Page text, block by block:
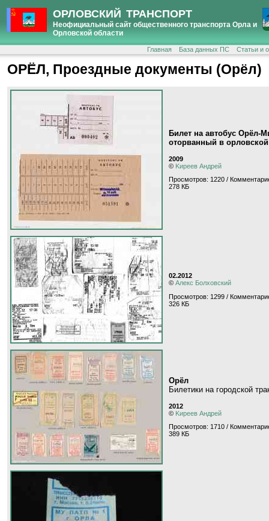
ОРЛОВСКИЙ ТРАНСПОРТ
Неофициальный сайт общественного транспорта Орла и
Орловской области
Главная База данных ПС Статьи и
ОРЁЛ, Проездные документы (Орёл)
Билет на автобус Орёл-
оторванный в
2009
© Kиpeeв Aндpeй
Просмотров: 1220 /
278 КБ
02.2012
© Алекс Болховский
Просмотров: 1299 /
326 КБ
Орёл
Билетики на городской
2012
© Kиpeeв Aндpeй
Просмотров: 1710 /
389 КБ